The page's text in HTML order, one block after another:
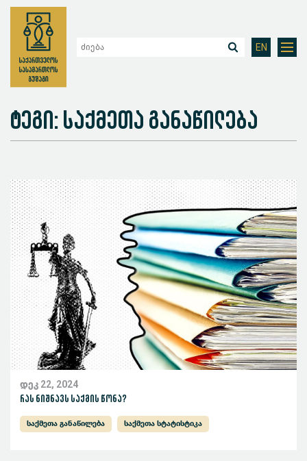
EN
ტეგი: საქმეთა განაწილება
დეკ 22, 2024
რას ნიშნავს საქმის წონა?
საქმეთა განაწილება საქმეთა სტატისტიკა